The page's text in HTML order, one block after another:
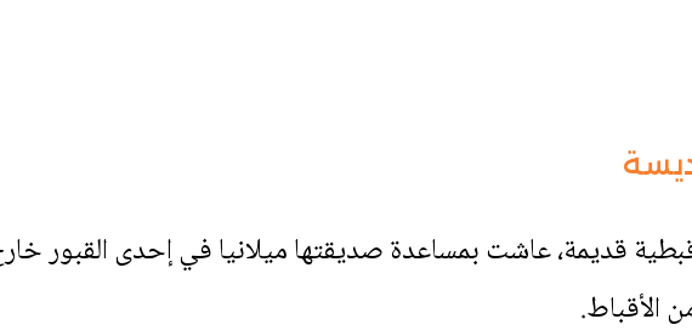
قديمة، عاشت بمساعدة صديقتها ميلانيا في إحدى القبور
الأقباط.